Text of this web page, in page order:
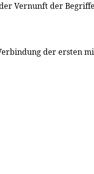
Vernunft der
der ersten